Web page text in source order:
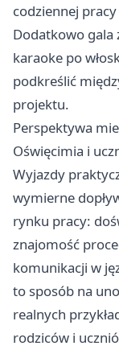
codziennej
Dodatkowo gala
karaoke po
podkreślić
projektu.
Perspektywa
Oświęcimia i
Wyjazdy
wymierne
rynku pracy:
znajomość
komunikacji w
to sposób na
realnych
rodziców i